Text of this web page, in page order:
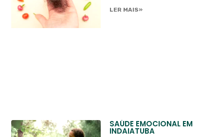
LER MAIS»
SAÚDE EMOCIONAL EM
INDAIATUBA